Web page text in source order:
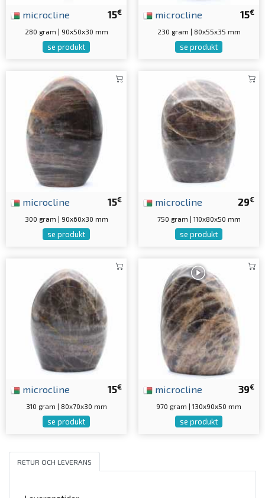
15€
microcline
280 gram | 90x50x30 mm
se produkt
15€
microcline
230 gram | 80x55x35 mm
se produkt
15€
microcline
300 gram | 90x60x30 mm
se produkt
29€
microcline
750 gram | 110x80x50 mm
se produkt
15€
microcline
310 gram | 80x70x30 mm
se produkt
39€
microcline
970 gram | 130x90x50 mm
se produkt
RETUR OCH LEVERANS